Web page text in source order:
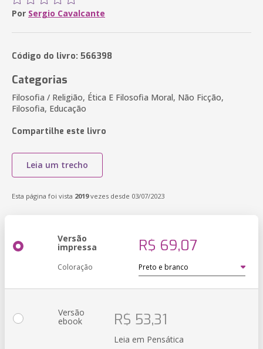
Por Sergio Cavalcante
Código do livro: 566398
Categorias
Filosofia / Religião, Ética E Filosofia Moral, Não Ficção,
Filosofia, Educação
Compartilhe este livro
Leia um trecho
Esta página foi vista 2019vezes desde 03/07/2023
Versão
impressa R$ 69,07
Coloração
Versão
ebook R$ 53,31
Leia em Pensática